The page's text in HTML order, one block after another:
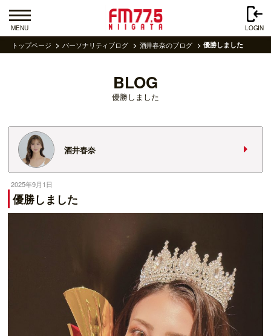
MENU LOGIN
トップページ パーソナリティブログ 酒井春奈のブログ 優勝しました
BLOG
優勝しました
酒井春奈
2025年9月1日
優勝しました